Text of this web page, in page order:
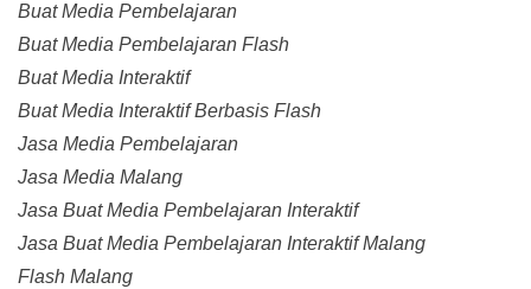
Buat Media Pembelajaran
Buat Media Pembelajaran Flash
Buat Media Interaktif
Buat Media Interaktif Berbasis Flash
Jasa Media Pembelajaran
Jasa Media Malang
Jasa Buat Media Pembelajaran Interaktif
Jasa Buat Media Pembelajaran Interaktif Malang
Flash Malang